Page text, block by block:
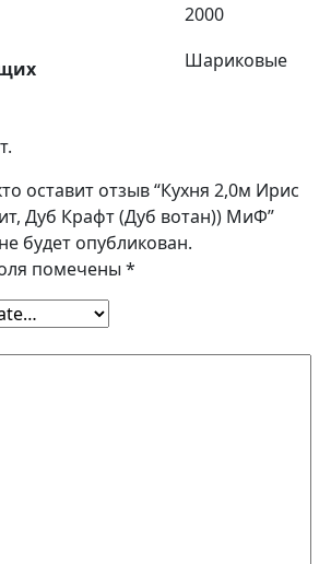
2000
Шариковые
оставит отзыв “Кухня 2,0м Ирис
Дуб Крафт (Дуб вотан)) МиФ”
будет опубликован.
помечены *